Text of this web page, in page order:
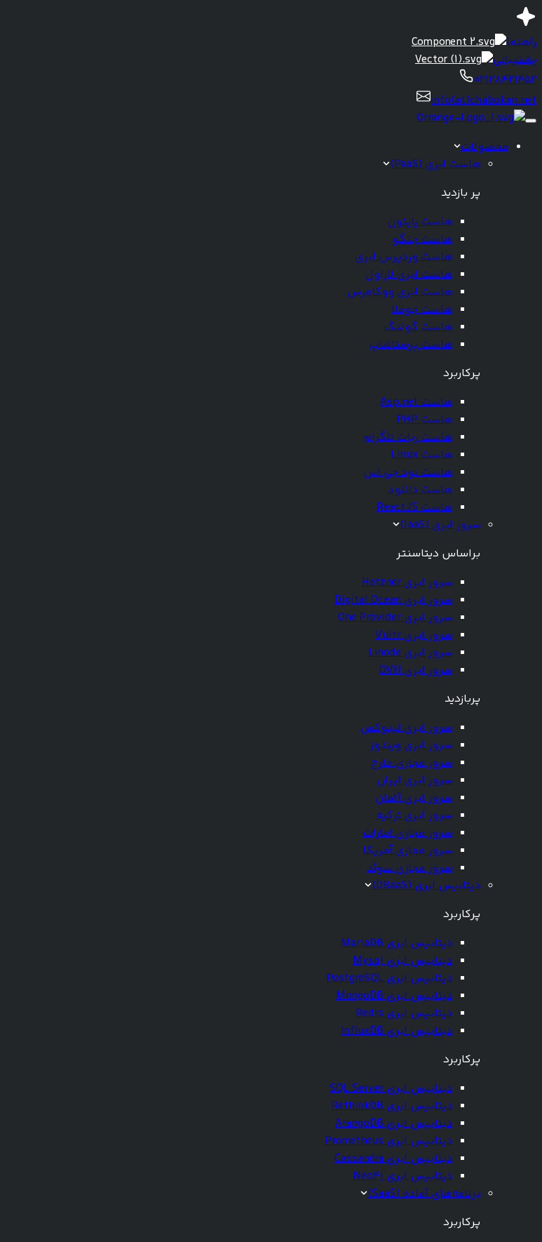
راهنما
پشتیبانی
02128421452
info(at)chabokan.net
محصولات
هاست ابری (PaaS)
پر بازدید
هاست پایتون
هاست جنگو
هاست وردپرس ابری
هاست ابری لاراول
هاست ابری ووکامرس
هاست جوملا
هاست گولنگ
هاست پرستاشاپ
پرکاربرد
هاست Asp.net
هاست PHP
هاست ربات تلگرام
هاست Linux
هاست نود جی اس
هاست دانلود
هاست ReactJS
سرور ابری (IaaS)
براساس دیتاسنتر
سرور ابری Hetzner
سرور ابری Digital Ocean
سرور ابری One Provider
سرور ابری Vultr
سرور ابری Linode
سرور ابری OVH
پربازدید
سرور ابری لینوکس
سرور ابری ویندوز
سرور مجازی خارج
سرور ابری ایران
سرور ابری آلمان
سرور ابری ترکیه
سرور مجازی امارات
سرور مجازی آمریکا
سرور مجازی سوئد
دیتابیس ابری (DBaaS)
پرکاربرد
دیتابیس ابری MariaDB
دیتابیس ابری Mysql
دیتابیس ابری PostgreSQL
دیتابیس ابری MongoDB
دیتابیس ابری Redis
دیتابیس ابری InfluxDB
پرکاربرد
دیتابیس ابری SQL Server
دیتابیس ابری RethinkDB
دیتابیس ابری ArangoDB
دیتابیس ابری Prometheus
دیتابیس ابری Cassandra
دیتابیس ابری Neo4j
برنامه‌های آماده (SaaS)
پرکاربرد